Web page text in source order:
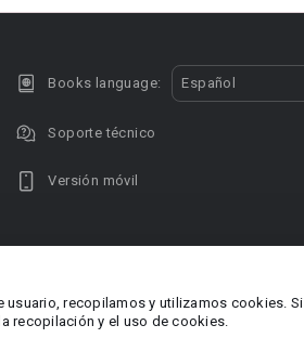
usuario, recopilamos y utilizamos cookies. Si
recopilación y el uso de cookies.
Books language: Español
Soporte técnico
Versión móvil